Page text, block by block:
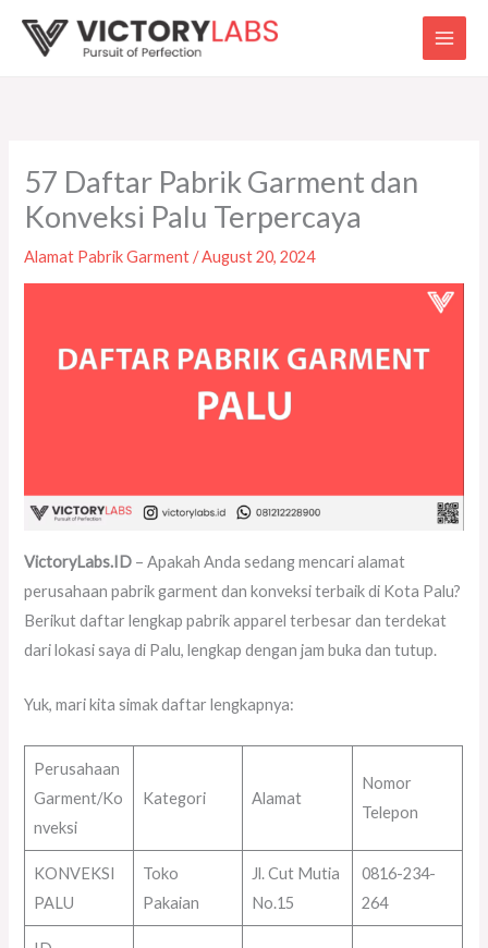
57 Daftar Pabrik Garment dan
Konveksi Palu Terpercaya
Alamat Pabrik Garment/August 20, 2024
VictoryLabs.ID – Apakah Anda sedang mencari alamat
perusahaan pabrik garment dan konveksi terbaik di Kota Palu?
Berikut daftar lengkap pabrik apparel terbesar dan terdekat
dari lokasi saya di Palu, lengkap dengan jam buka dan tutup.
Yuk, mari kita simak daftar lengkapnya:
Perusahaan
Garment/Ko
nveksi
Kategori Alamat
Nomor
Telepon
KONVEKSI
PALU
Toko
Pakaian
Jl. Cut Mutia
No.15
0816-234-
264